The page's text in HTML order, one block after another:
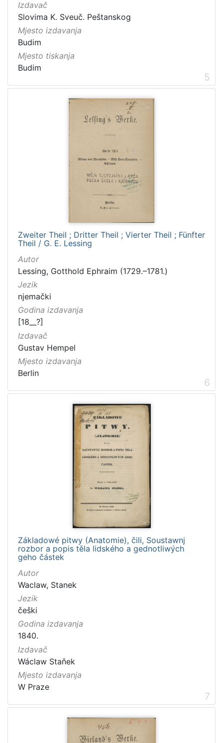
Izdavač
Slovima K. Sveuč. Peštanskog
Mjesto izdavanja
Budim
Mjesto tiskanja
Budim
5
Zweiter Theil ; Dritter Theil ; Vierter Theil ; Fünfter
Theil / G. E. Lessing
Autor
Lessing, Gotthold Ephraim (1729.–1781.)
Jezik
njemački
Godina izdavanja
[18__?]
Izdavač
Gustav Hempel
Mjesto izdavanja
Berlin
6
Základowé pitwy (Anatomie), čili, Soustawnj
rozbor a popis těla lidského a gednotliwých
geho částek
Autor
Waclaw, Stanek
Jezik
češki
Godina izdavanja
1840.
Izdavač
Wáclaw Staňek
Mjesto izdavanja
W Praze
7